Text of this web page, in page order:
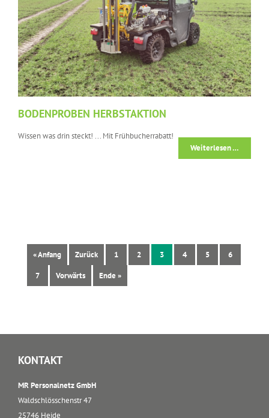
BODENPROBEN HERBSTAKTION
Wissen was drin steckt! ... Mit Frühbucherrabatt!
Weiterlesen …
« Anfang Zurück 1 2 3 4 5 6
7 Vorwärts Ende »
KONTAKT
MR Personalnetz GmbH
Waldschlösschenstr 47
25746 Heide